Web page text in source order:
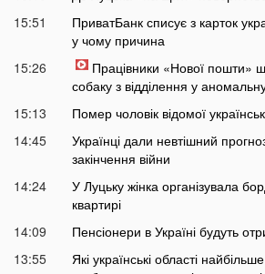
15:51
ПриватБанк списує з карток
у чому причина
15:26
Працівники «Нової пошти»
собаку з відділення у
15:13
Помер чоловік відомої
14:45
Українці дали невтішний
закінчення війни
14:24
У Луцьку жінка організувала
квартирі
14:09
Пенсіонери в Україні будуть
13:55
Які українські області